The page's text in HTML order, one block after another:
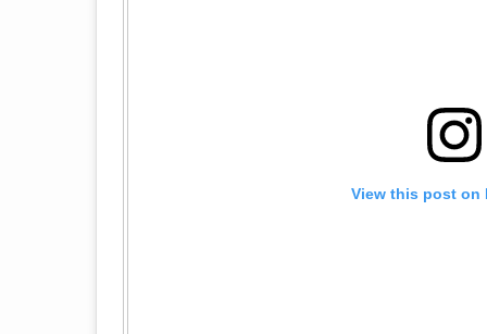
View this post on